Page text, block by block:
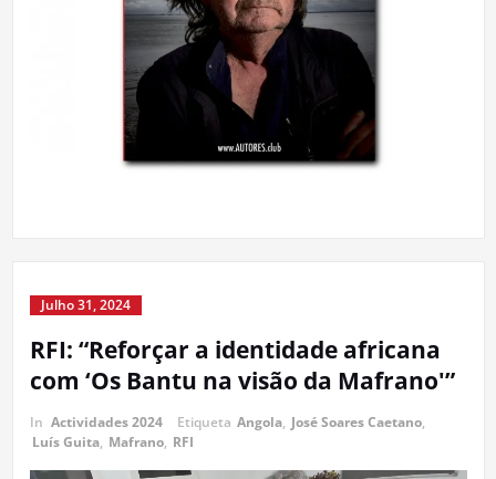
Julho 31, 2024
RFI: “Reforçar a identidade africana
com ‘Os Bantu na visão da Mafrano'”
In Actividades 2024 Etiqueta Angola, José Soares Caetano,
Luís Guita, Mafrano, RFI